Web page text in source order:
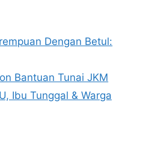
Dengan Betul:
Bantuan Tunai JKM
Ibu Tunggal & Warga